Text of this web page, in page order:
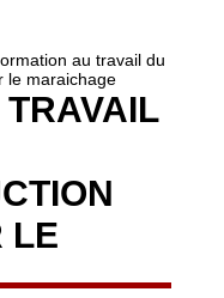
au travail du
le maraichage
LE